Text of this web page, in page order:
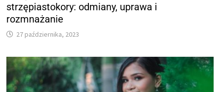
strzępiastokory: odmiany, uprawa i
rozmnażanie
27 października, 2023